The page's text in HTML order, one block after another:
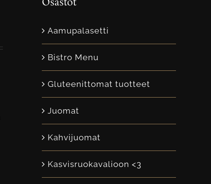
Aamupalasetti
Bistro Menu
Gluteenittomat tuotteet
Juomat
Kahvijuomat
Kasvisruokavalioon <3